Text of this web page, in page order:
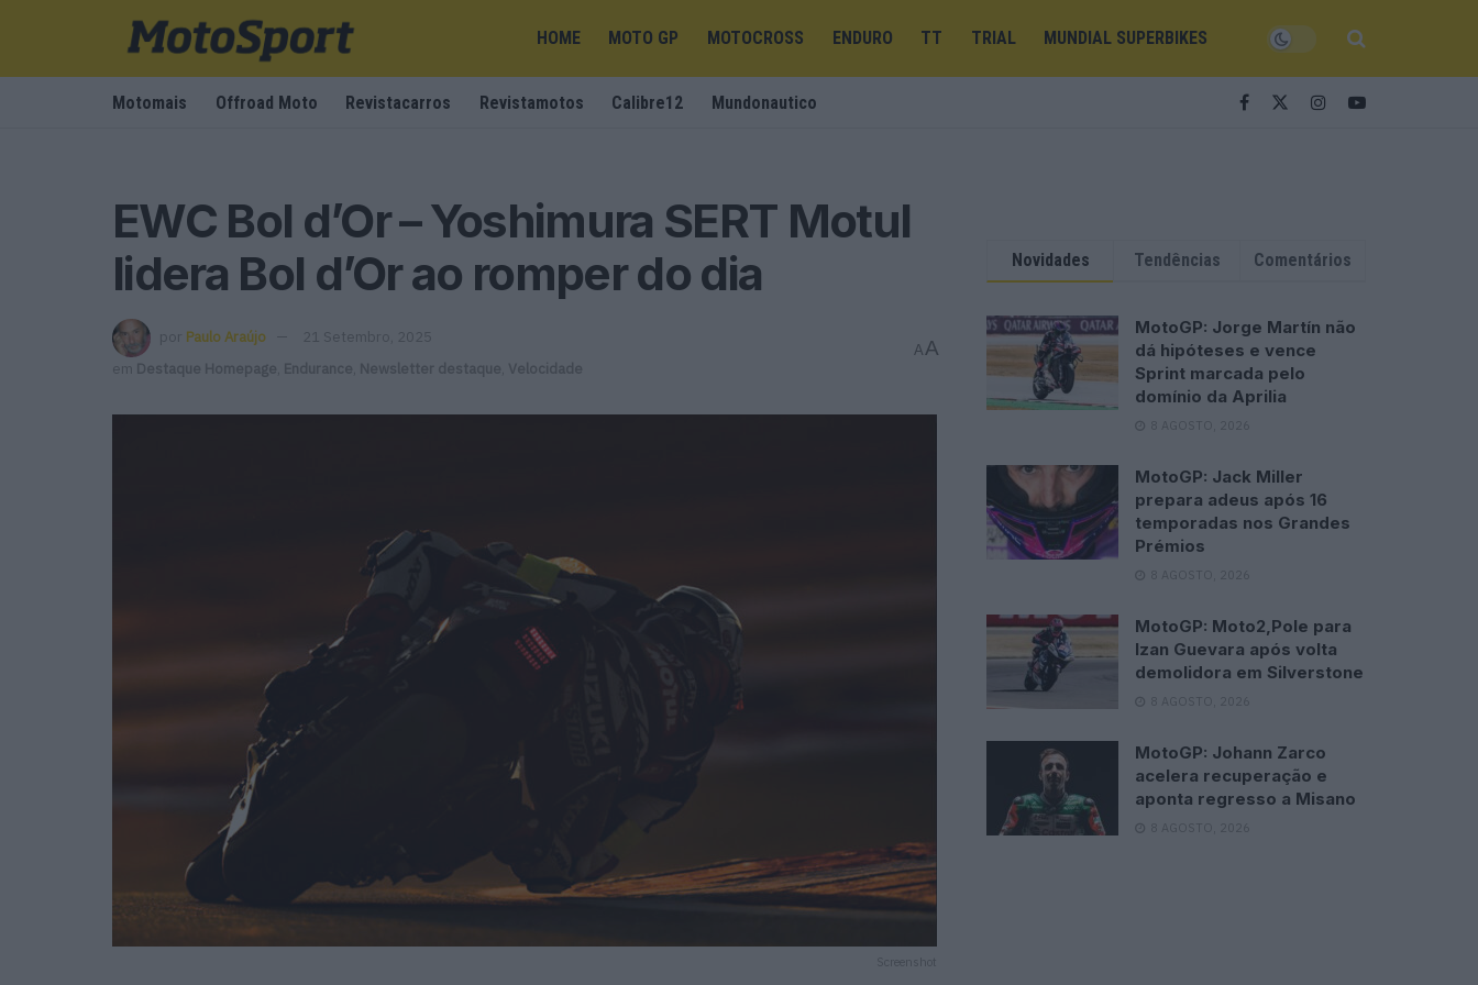
HOME MOTO GP MOTOCROSS ENDURO TT TRIAL MUNDIAL SUPERBIKES
Motomais Offroad Moto Revistacarros Revistamotos Calibre12 Mundonautico
EWC Bol d’Or – Yoshimura SERT Motul
lidera Bol d’Or ao romper do dia
por Paulo Araújo
21 Setembro, 2025
em
Destaque Homepage Endurance Newsletter destaque Velocidade
AA
Screenshot
Novidades Tendências Comentários
MotoGP: Jorge Martín não
dá hipóteses e vence
Sprint marcada pelo
domínio da Aprilia
8 AGOSTO, 2026
MotoGP: Jack Miller
prepara adeus após 16
temporadas nos Grandes
Prémios
8 AGOSTO, 2026
MotoGP: Moto2,Pole para
Izan Guevara após volta
demolidora em Silverstone
8 AGOSTO, 2026
MotoGP: Johann Zarco
acelera recuperação e
aponta regresso a Misano
8 AGOSTO, 2026